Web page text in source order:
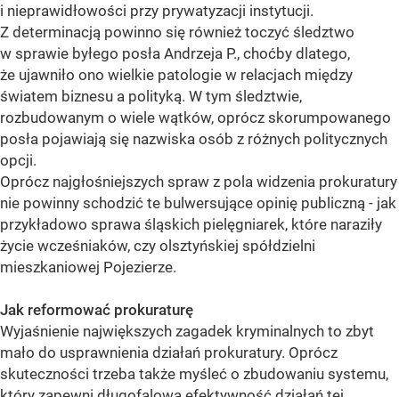
i nieprawidłowości przy prywatyzacji instytucji.
Z determinacją powinno się również toczyć śledztwo
w sprawie byłego posła Andrzeja P., choćby dlatego,
że ujawniło ono wielkie patologie w relacjach między
światem biznesu a polityką. W tym śledztwie,
rozbudowanym o wiele wątków, oprócz skorumpowanego
posła pojawiają się nazwiska osób z różnych politycznych
opcji.
Oprócz najgłośniejszych spraw z pola widzenia prokuratury
nie powinny schodzić te bulwersujące opinię publiczną - jak
przykładowo sprawa śląskich pielęgniarek, które naraziły
życie wcześniaków, czy olsztyńskiej spółdzielni
mieszkaniowej Pojezierze.
Jak reformować prokuraturę
Wyjaśnienie największych zagadek kryminalnych to zbyt
mało do usprawnienia działań prokuratury. Oprócz
skuteczności trzeba także myśleć o zbudowaniu systemu,